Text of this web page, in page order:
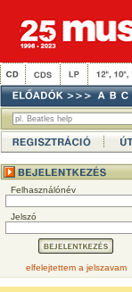
Felhasználónév
Jelszó
elfelejtettem a jelszavam